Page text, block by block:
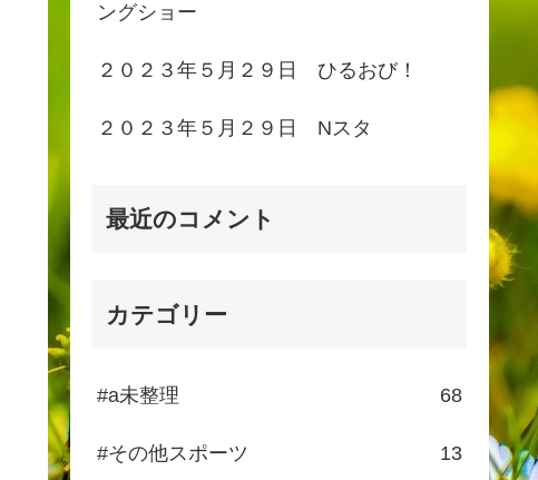
ングショー
２０２３年５月２９日 ひるおび！
２０２３年５月２９日 Nスタ
最近のコメント
カテゴリー
#a未整理 68
#その他スポーツ 13